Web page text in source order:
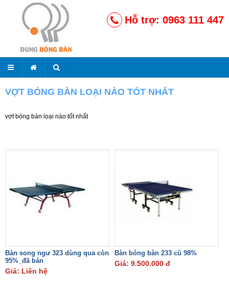
Hỗ trợ: 0963 111 447
VỢT BÓNG BÀN LOẠI NÀO TỐT NHẤT
vợt bóng bàn loại nào tốt nhất
Bàn song ngư 323 dùng qua còn
95%_đã bán
Giá: Liên hệ
Bàn bóng bàn 233 cũ 98%
Giá: 9.500.000 đ